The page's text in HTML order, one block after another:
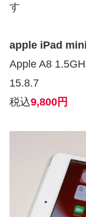
す
apple iPad
Apple A8
15.8.7
税込9,800円